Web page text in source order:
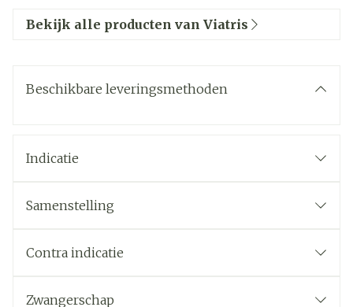
Bekijk alle producten van Viatris
Beschikbare leveringsmethoden
Indicatie
Samenstelling
Contra indicatie
Zwangerschap